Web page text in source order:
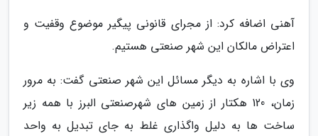
آهنی اضافه کرد: از مجرای قانونی پیگیر موضوع وقفیت و
اعتراض مالکان این شهر صنعتی هستیم.
وی با اشاره به دیگر مسائل این شهر صنعتی گفت: به مرور
زمان، 120 هکتار از زمین های شهرصنعتی البرز با همه زیر
ساخت ها به دلیل واگذاری غلط به جای تبدیل به واحد